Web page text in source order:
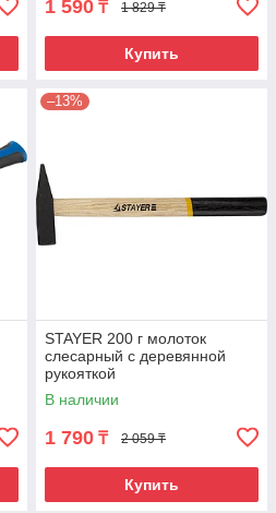
1 590 ₸ 1 829 ₸
Купить
–13%
STAYER 200 г молоток
слесарный с деревянной
рукояткой
В наличии
1 790 ₸ 2 059 ₸
Купить